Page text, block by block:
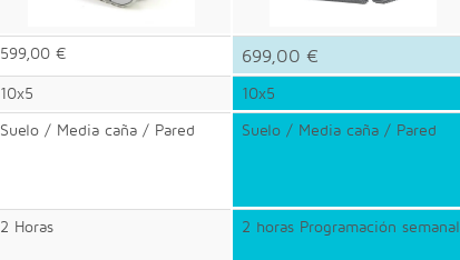
599,00 € 699,00 €
10x5 10x5
Suelo / Media caña / Pared Suelo / Media caña / Pared
2 Horas 2 horas Programación semanal